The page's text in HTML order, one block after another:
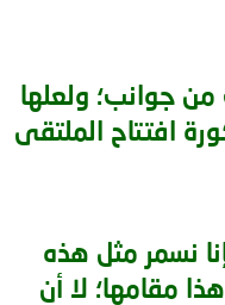
جوانب؛ ولعلها
افتتاح الملتقى
نسمر مثل هذه
مقامها؛ لا أن